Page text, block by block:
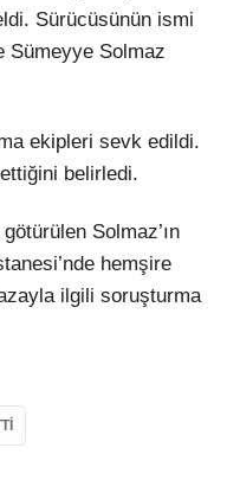
Sürücüsünün ismi
Sümeyye Solmaz
ekipleri sevk edildi.
belirledi.
Solmaz’ın
hemşire
ilgili soruşturma